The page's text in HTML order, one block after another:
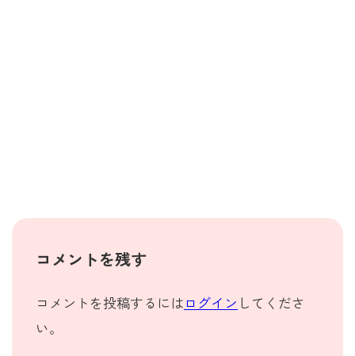
コメントを残す
コメントを投稿するには ログイン してくださ
い。